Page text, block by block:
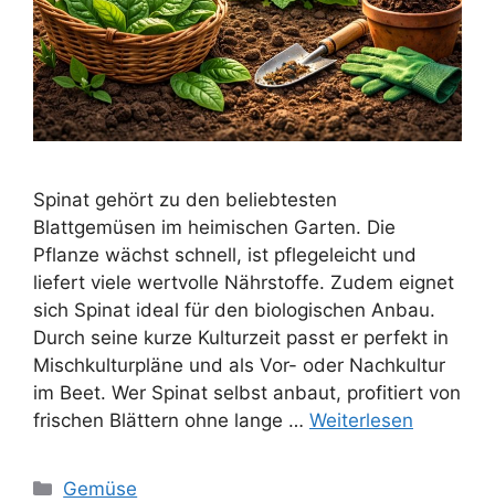
Spinat gehört zu den beliebtesten
Blattgemüsen im heimischen Garten. Die
Pflanze wächst schnell, ist pflegeleicht und
liefert viele wertvolle Nährstoffe. Zudem eignet
sich Spinat ideal für den biologischen Anbau.
Durch seine kurze Kulturzeit passt er perfekt in
Mischkulturpläne und als Vor- oder Nachkultur
im Beet. Wer Spinat selbst anbaut, profitiert von
frischen Blättern ohne lange … Weiterlesen
Kategorien
Gemüse